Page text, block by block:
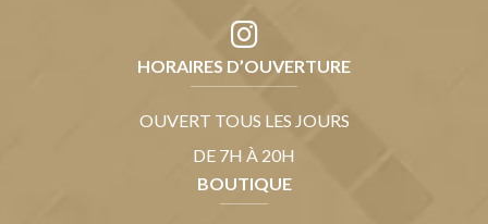
HORAIRES D’OUVERTURE
OUVERT TOUS LES JOURS
DE 7H À 20H
BOUTIQUE